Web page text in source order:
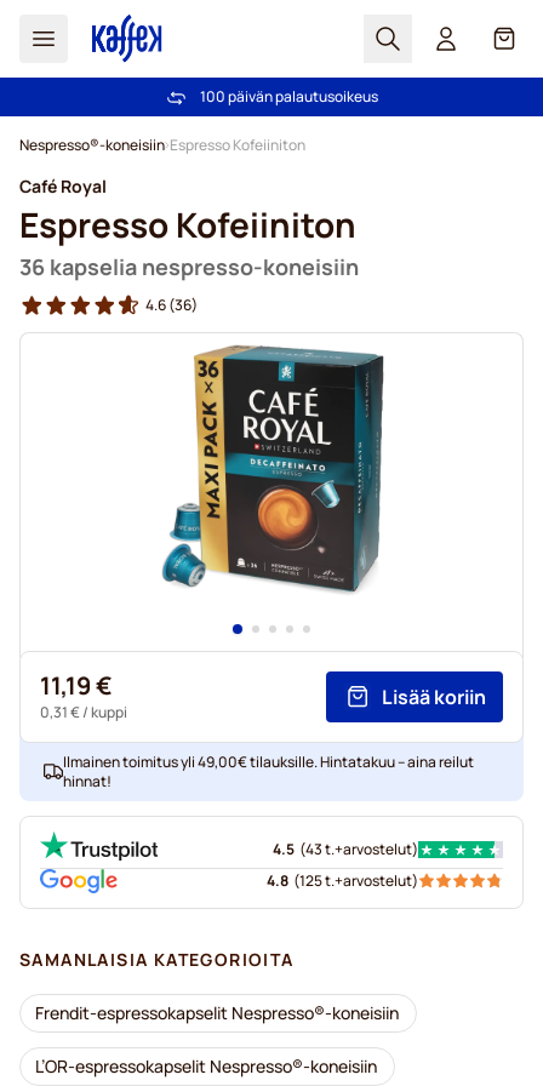
Haku Kori
Ilmainen toimitus yli 49,00€ tilauksille
100 päivän palautusoikeus
Nespresso®-koneisiin Espresso Kofeiiniton
Café Royal
Espresso Kofeiiniton
36 kapselia nespresso-koneisiin
4.6(36)
11,19 €
0,31 €/ kuppi
Lisää koriin
Ilmainen toimitus yli 49,00€ tilauksille. Hintatakuu – aina reilut
hinnat!
4.5 (43 t.+arvostelut)
4.8 (125 t.+arvostelut)
SAMANLAISIA KATEGORIOITA
Frendit-espressokapselit Nespresso®-koneisiin
L’OR-espressokapselit Nespresso®-koneisiin